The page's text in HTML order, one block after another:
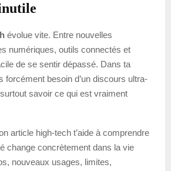
évolue vite. Entre nouvelles
numériques, outils connectés et
de se sentir dépassé. Dans ta
forcément besoin d’un discours ultra-
savoir ce qui est vraiment
article high-tech t’aide à comprendre
change concrètement dans la vie
nouveaux usages, limites,